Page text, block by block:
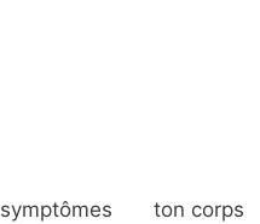
symptômes ton corps